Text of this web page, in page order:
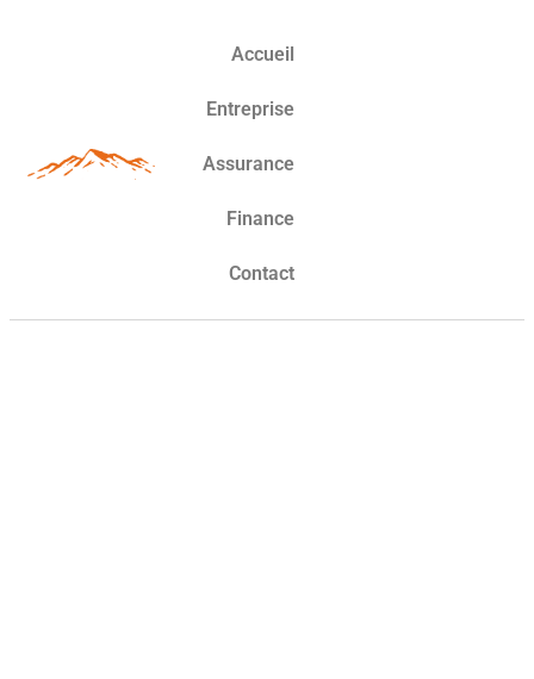
Accueil
Entreprise
Assurance
Finance
Contact